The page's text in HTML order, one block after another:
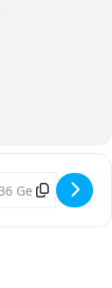
[tSciMOz4X]
-